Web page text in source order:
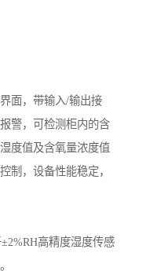
面，带输入/输出接
警，可检测柜内的含
度值及含氧量浓度值
制，设备性能稳定，
高精度湿度传感